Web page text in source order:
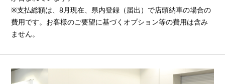
※支払総額は、8月現在、県内登録（届出）で店頭納車の場合の
費用です。お客様のご要望に基づくオプション等の費用は含み
ません。